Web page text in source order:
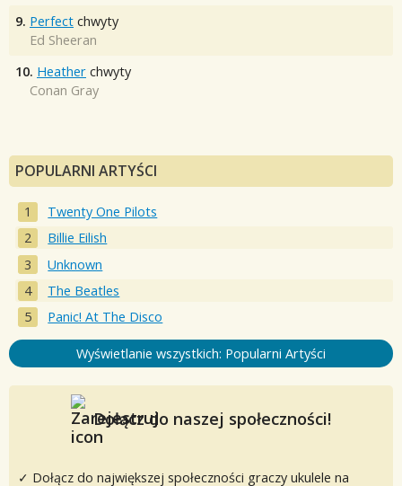
9. Perfect chwyty
Ed Sheeran
10. Heather chwyty
Conan Gray
POPULARNI ARTYŚCI
Twenty One Pilots
Billie Eilish
Unknown
The Beatles
Panic! At The Disco
Wyświetlanie wszystkich: Popularni Artyści
Dołącz do naszej społeczności!
✓ Dołącz do największej społeczności graczy ukulele na